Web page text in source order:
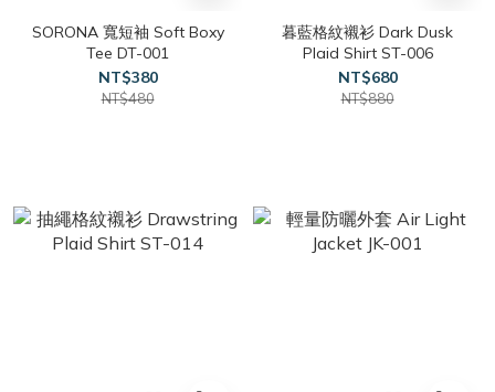
SORONA 寬短袖 Soft Boxy
Tee DT-001
NT$380
NT$480
暮藍格紋襯衫 Dark Dusk
Plaid Shirt ST-006
NT$680
NT$880